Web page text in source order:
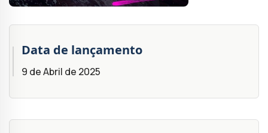
Data de lançamento
9 de Abril de 2025